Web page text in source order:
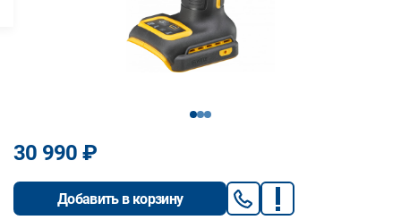
123
30 990 ₽
Добавить в корзину